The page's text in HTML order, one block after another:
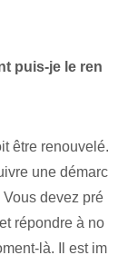
puis-je le ren
être renouvelé.
une démarc
devez pré
répondre à no
là. Il est im